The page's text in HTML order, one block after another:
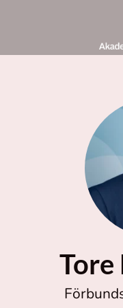
Tore